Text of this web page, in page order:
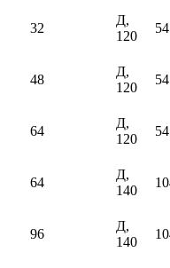
32
Д,
120
48
Д,
120
64
Д,
120
64
Д,
140
96
Д,
140